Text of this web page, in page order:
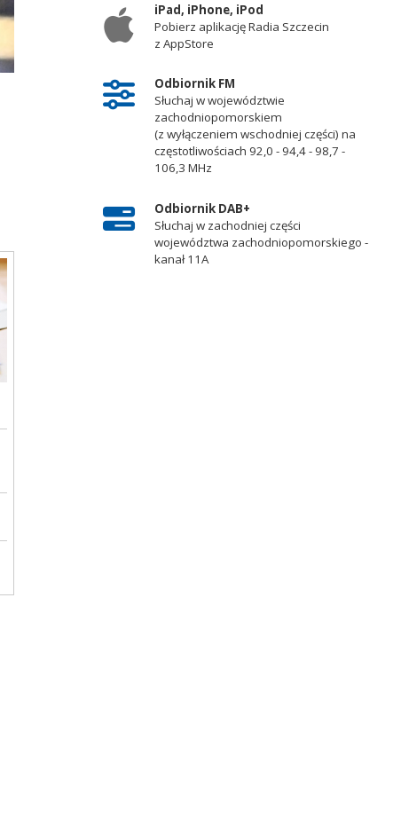
iPad, iPhone, iPod
Pobierz aplikację Radia Szczecin
z AppStore
Odbiornik FM
Słuchaj w województwie
zachodniopomorskiem
(z wyłączeniem wschodniej części) na
częstotliwościach 92,0 - 94,4 - 98,7 -
106,3 MHz
Odbiornik DAB+
Słuchaj w zachodniej części
województwa zachodniopomorskiego -
kanał 11A